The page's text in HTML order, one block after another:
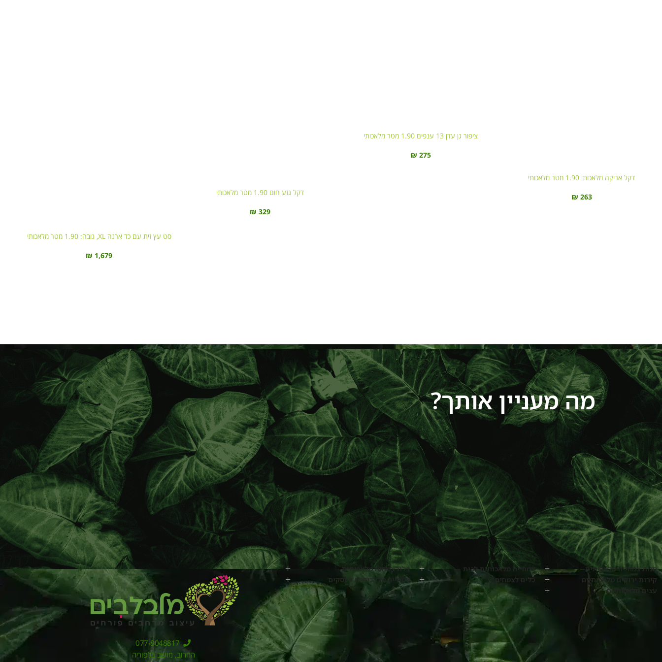
דקל אריקה מלאכותי 1.90 מטר מלאכותי
₪ 263
ציפור גן עדן 13 ענפים 1.90 מטר מלאכותי
₪ 275
דקל גזע חום 1.90 מטר מלאכותי
₪ 329
סט עץ זית עם כד ארנה XL, גובה: 1.90 מטר מלאכותי
₪ 1,679
מה מעניין אותך?
חנות צמחייה מלאכותית
קירות ירוקים מלאכותיים
עצים מלאכותיים
צמחייה מלאכותית לבית
כלים לצמחים
בלוג צמחיה מלאכותית
צמחייה מלאכותית לעסקים
077-8048817
החרוב, מושב בלפוריה